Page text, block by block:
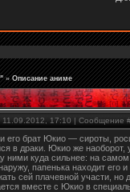
» Описание аниме
11.09.2012, 17:10 | Сообщение
его брат Юкио — сироты,
в драки. Юкио же
ними куда сильнее: на
папенька находит его
сей плачевной участи,
вместе с Юкио в